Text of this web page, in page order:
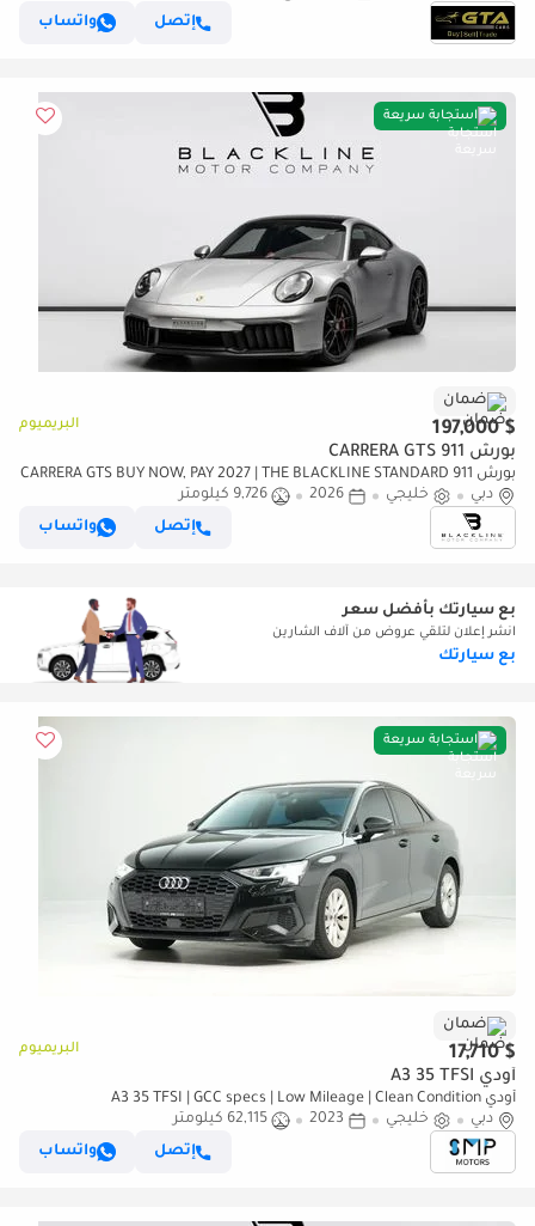
إتصل
واتساب
استجابة سريعة
ضمان
$ 197,000 البريميوم
بورش 911 CARRERA GTS
بورش 911 CARRERA GTS BUY NOW, PAY 2027 | THE BLACKLINE STANDARD
| 2028 Porsche Warranty, GCC, Low KMs
دبي خليجي 2026
9,726 كيلومتر
إتصل
واتساب
بع سيارتك بأفضل سعر
انشر إعلان لتلقي عروض من آلاف الشارين
بع سيارتك
استجابة سريعة
ضمان
$ 17,710 البريميوم
أودي A3 35 TFSI
أودي A3 35 TFSI | GCC specs | Low Mileage | Clean Condition
دبي
خليجي 2023
62,115 كيلومتر
إتصل
واتساب